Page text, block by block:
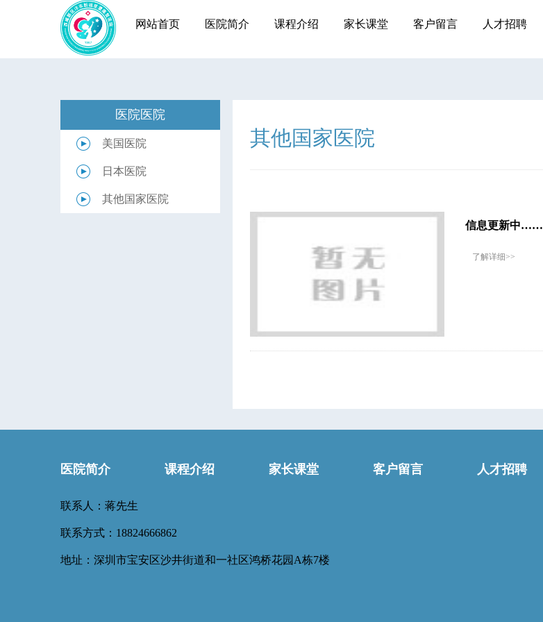
网站首页 医院简介 课程介绍 家长课堂 客户留言 人才招聘
医院医院
美国医院
日本医院
其他国家医院
其他国家医院
信息更新中……
了解详细>>
医院简介 课程介绍 家长课堂 客户留言 人才招聘
联系人：蒋先生
联系方式：18824666862
地址：深圳市宝安区沙井街道和一社区鸿桥花园A栋7楼